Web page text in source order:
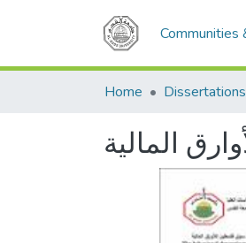
Communities
Home
المالية